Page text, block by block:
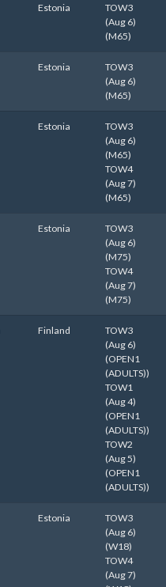
Estonia
TOW3
(Aug 6)
(M65)
Estonia
TOW3
(Aug 6)
(M65)
Estonia
TOW3
(Aug 6)
(M65)
TOW4
(Aug 7)
(M65)
Estonia
TOW3
(Aug 6)
(M75)
TOW4
(Aug 7)
(M75)
Finland
TOW3
(Aug 6)
(OPEN1
(ADULTS))
TOW1
(Aug 4)
(OPEN1
(ADULTS))
TOW2
(Aug 5)
(OPEN1
(ADULTS))
Estonia
TOW3
(Aug 6)
(W18)
TOW4
(Aug 7)